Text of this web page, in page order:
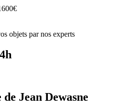
objets par nos experts
Jean Dewasne